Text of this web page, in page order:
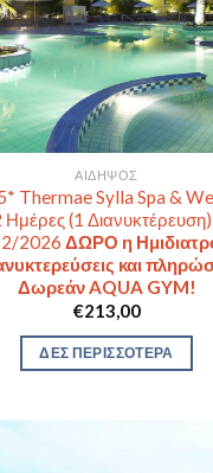
ΑΙΔΗΨΌΣ
Sylla Spa &
(1
2026 ΔΩΡΟ η
και
Δωρεάν AQUA GYM!
€213,00
ΔΕΣ ΠΕΡΙΣΣΟΤΕΡΑ